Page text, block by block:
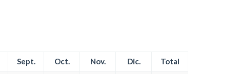
Sept. Oct. Nov. Dic. Total